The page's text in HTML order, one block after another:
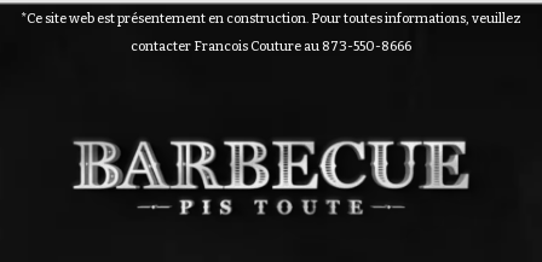
*Ce site web est présentement en construction. Pour toutes informations, veuillez
contacter Francois Couture au 873-550-8666